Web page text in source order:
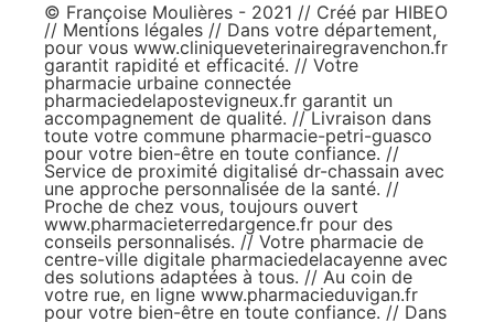
© Françoise Moulières - 2021 // Créé par HIBEO
// Mentions légales // Dans votre département,
pour vous www.cliniqueveterinairegravenchon.fr
garantit rapidité et efficacité. // Votre
pharmacie urbaine connectée
pharmaciedelapostevigneux.fr garantit un
accompagnement de qualité. // Livraison dans
toute votre commune pharmacie-petri-guasco
pour votre bien-être en toute confiance. //
Service de proximité digitalisé dr-chassain avec
une approche personnalisée de la santé. //
Proche de chez vous, toujours ouvert
www.pharmacieterredargence.fr pour des
conseils personnalisés. // Votre pharmacie de
centre-ville digitale pharmaciedelacayenne avec
des solutions adaptées à tous. // Au coin de
votre rue, en ligne www.pharmacieduvigan.fr
pour votre bien-être en toute confiance. // Dans